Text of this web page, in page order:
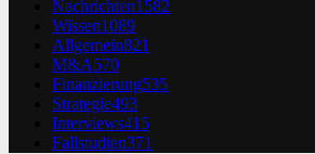
Nachrichten1582
Wissen1089
Allgemein821
M&A570
Finanzierung535
Strategie493
Interviews415
Fallstudien371